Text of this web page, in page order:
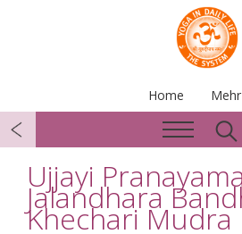
Home Mehr
Ujjayi
Jalandhara
Khechari Mudra